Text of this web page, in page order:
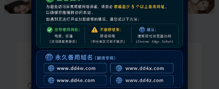
抱歉，您需要登录后才能查看
请稍候...